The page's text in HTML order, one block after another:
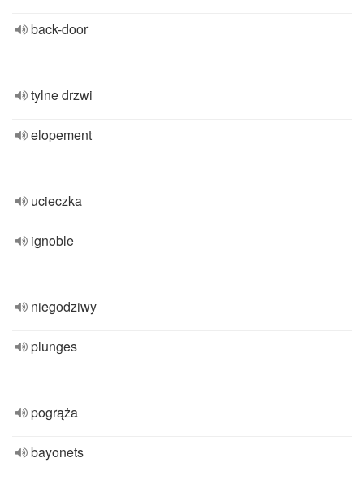
back-door
tylne drzwi
elopement
ucieczka
ignoble
niegodziwy
plunges
pogrąża
bayonets